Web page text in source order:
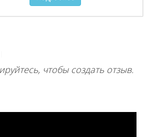
чтобы создать отзыв.